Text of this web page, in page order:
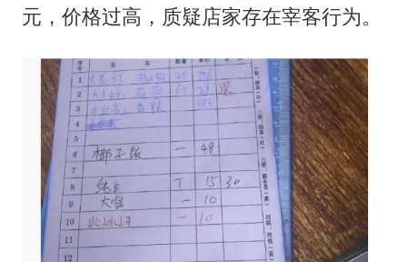
多个明星演唱会取消
万岁山接盘烂尾恒大文旅城
上海轮渡全线停航
习近平心系体育强国建设
元，价格过高，质疑店家存在宰客行为。